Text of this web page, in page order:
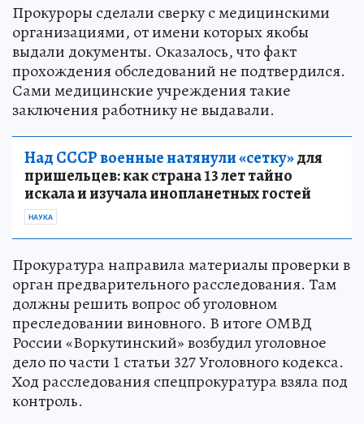
Прокуроры сделали сверку с медицинскими
организациями, от имени которых якобы
выдали документы. Оказалось, что факт
прохождения обследований не подтвердился.
Сами медицинские учреждения такие
заключения работнику не выдавали.
Над СССР военные натянули «сетку»для
пришельцев: как страна 13 лет тайно
искала и изучала инопланетных гостей
НАУКА
Прокуратура направила материалы проверки в
орган предварительного расследования. Там
должны решить вопрос об уголовном
преследовании виновного. В итоге ОМВД
России «Воркутинский» возбудил уголовное
дело по части 1 статьи 327 Уголовного кодекса.
Ход расследования спецпрокуратура взяла под
контроль.